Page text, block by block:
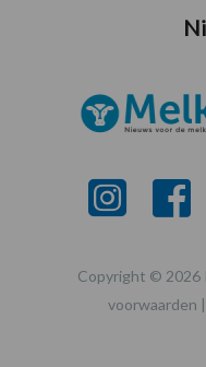
Copyright © 2026
voorwaarden |